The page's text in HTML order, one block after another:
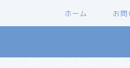
ホーム お問